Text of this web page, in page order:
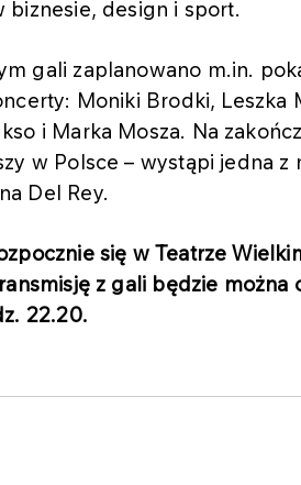
biznesie, design i sport.
gali zaplanowano m.in.
Moniki Brodki, Leszka
i Marka Mosza. Na
w Polsce – wystąpi jedna
Del Rey.
się w Teatrze
z gali będzie można
22.20.